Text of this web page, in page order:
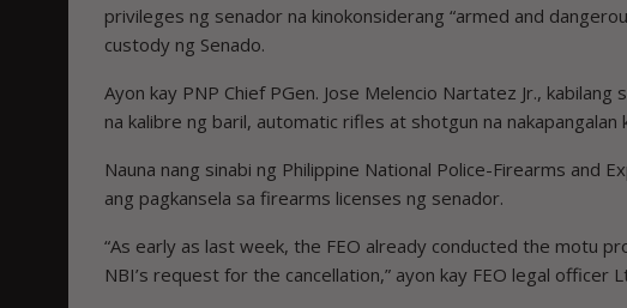
privileges ng senador na kinokonsiderang “armed and
custody ng Senado.
Ayon kay PNP Chief PGen. Jose Melencio Nartatez Jr.,
na kalibre ng baril, automatic rifles at shotgun na nakapangalan
Nauna nang sinabi ng Philippine National Police-Firearms and
ang pagkansela sa firearms licenses ng senador.
“As early as last week, the FEO already conducted the motu
NBI’s request for the cancellation,” ayon kay FEO legal officer